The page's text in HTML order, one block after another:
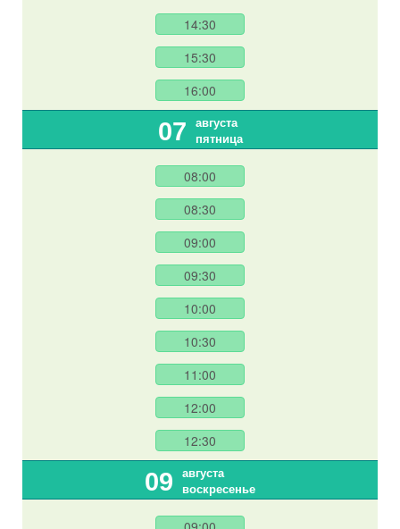
14:30
15:30
16:00
07
августа
пятница
08:00
08:30
09:00
09:30
10:00
10:30
11:00
12:00
12:30
09
августа
воскресенье